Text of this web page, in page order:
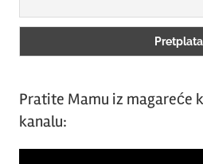
Pratite Mamu iz magareće
kanalu: